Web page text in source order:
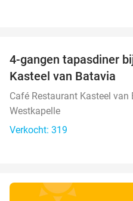
4-gangen tapasdiner
Kasteel van Batavia
Café Restaurant Kasteel van
Westkapelle
Verkocht: 319